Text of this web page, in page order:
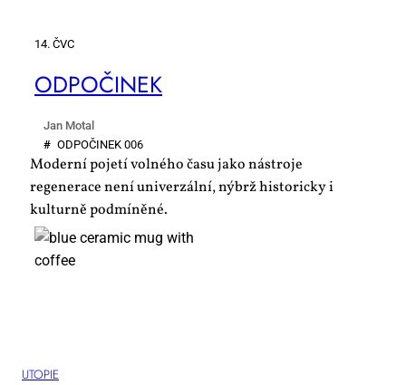
14. ČVC
OD­PO­ČI­NEK
Jan Motal
# OD­PO­ČI­NEK 006
Moderní pojetí volného času jako nástroje
regenerace není univerzální, nýbrž historicky i
kulturně podmíněné.
UTO­PIE